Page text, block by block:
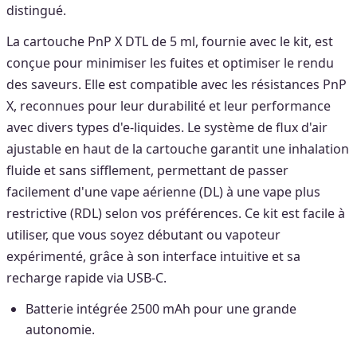
distingué.
La cartouche PnP X DTL de 5 ml, fournie avec le kit, est
conçue pour minimiser les fuites et optimiser le rendu
des saveurs. Elle est compatible avec les résistances PnP
X, reconnues pour leur durabilité et leur performance
avec divers types d'e-liquides. Le système de flux d'air
ajustable en haut de la cartouche garantit une inhalation
fluide et sans sifflement, permettant de passer
facilement d'une vape aérienne (DL) à une vape plus
restrictive (RDL) selon vos préférences. Ce kit est facile à
utiliser, que vous soyez débutant ou vapoteur
expérimenté, grâce à son interface intuitive et sa
recharge rapide via USB-C.
Batterie intégrée 2500 mAh pour une grande
autonomie.